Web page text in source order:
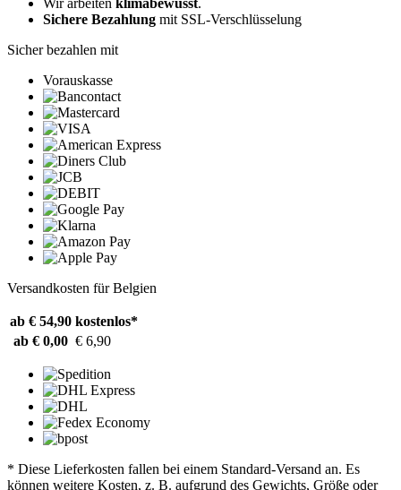
Wir arbeiten klimabewusst.
Sichere Bezahlung mit SSL-Verschlüsselung
Sicher bezahlen mit
Vorauskasse
Versandkosten für Belgien
ab € 54,90 kostenlos*
ab € 0,00 € 6,90
* Diese Lieferkosten fallen bei einem Standard-Versand an. Es
können weitere Kosten, z. B. aufgrund des Gewichts, Größe oder